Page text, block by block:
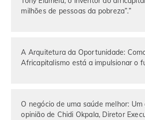
milhões de pessoas da pobreza”.”
A Arquitetura da Oportunidade:
Africapitalismo está a impulsionar o
O negócio de uma saúde melhor: Um
opinião de Chidi Okpala, Diretor